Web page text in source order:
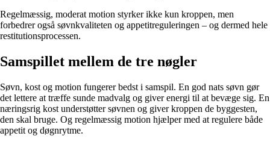
Regelmæssig, moderat motion styrker ikke kun kroppen, men
forbedrer også søvnkvaliteten og appetitreguleringen – og dermed hele
restitutionsprocessen.
Samspillet mellem de tre nøgler
Søvn, kost og motion fungerer bedst i samspil. En god nats søvn gør
det lettere at træffe sunde madvalg og giver energi til at bevæge sig. En
næringsrig kost understøtter søvnen og giver kroppen de byggesten,
den skal bruge. Og regelmæssig motion hjælper med at regulere både
appetit og døgnrytme.